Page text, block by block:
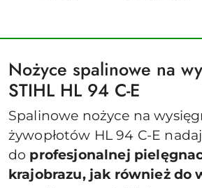
Nożyce spalinowe na
STIHL HL 94 C-E
Spalinowe nożyce na
żywopłotów HL 94 C-E
do profesjonalnej
krajobrazu, jak również do